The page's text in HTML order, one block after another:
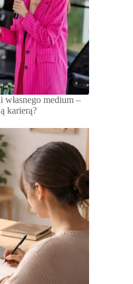
medium –
karierą?